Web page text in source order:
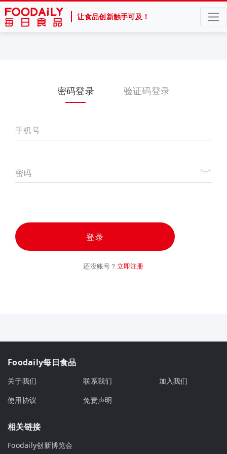
让食品创新触手可及！
密码登录 验证码登录
手机号
密码
登录
还没账号？ 立即注册
Foodaily每日食品
关于我们 联系我们
加入我们
使用协议
免责声明
相关链接
Foodaily创新博览会